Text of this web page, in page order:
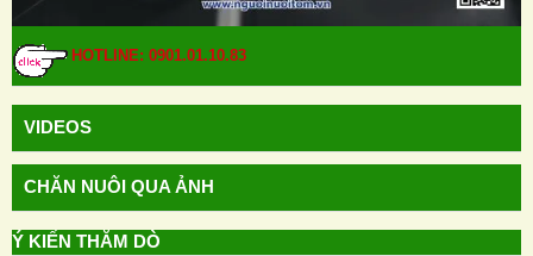
HOTLINE: 0901.01.10.83
VIDEOS
CHĂN NUÔI QUA ẢNH
Ý KIẾN THĂM DÒ